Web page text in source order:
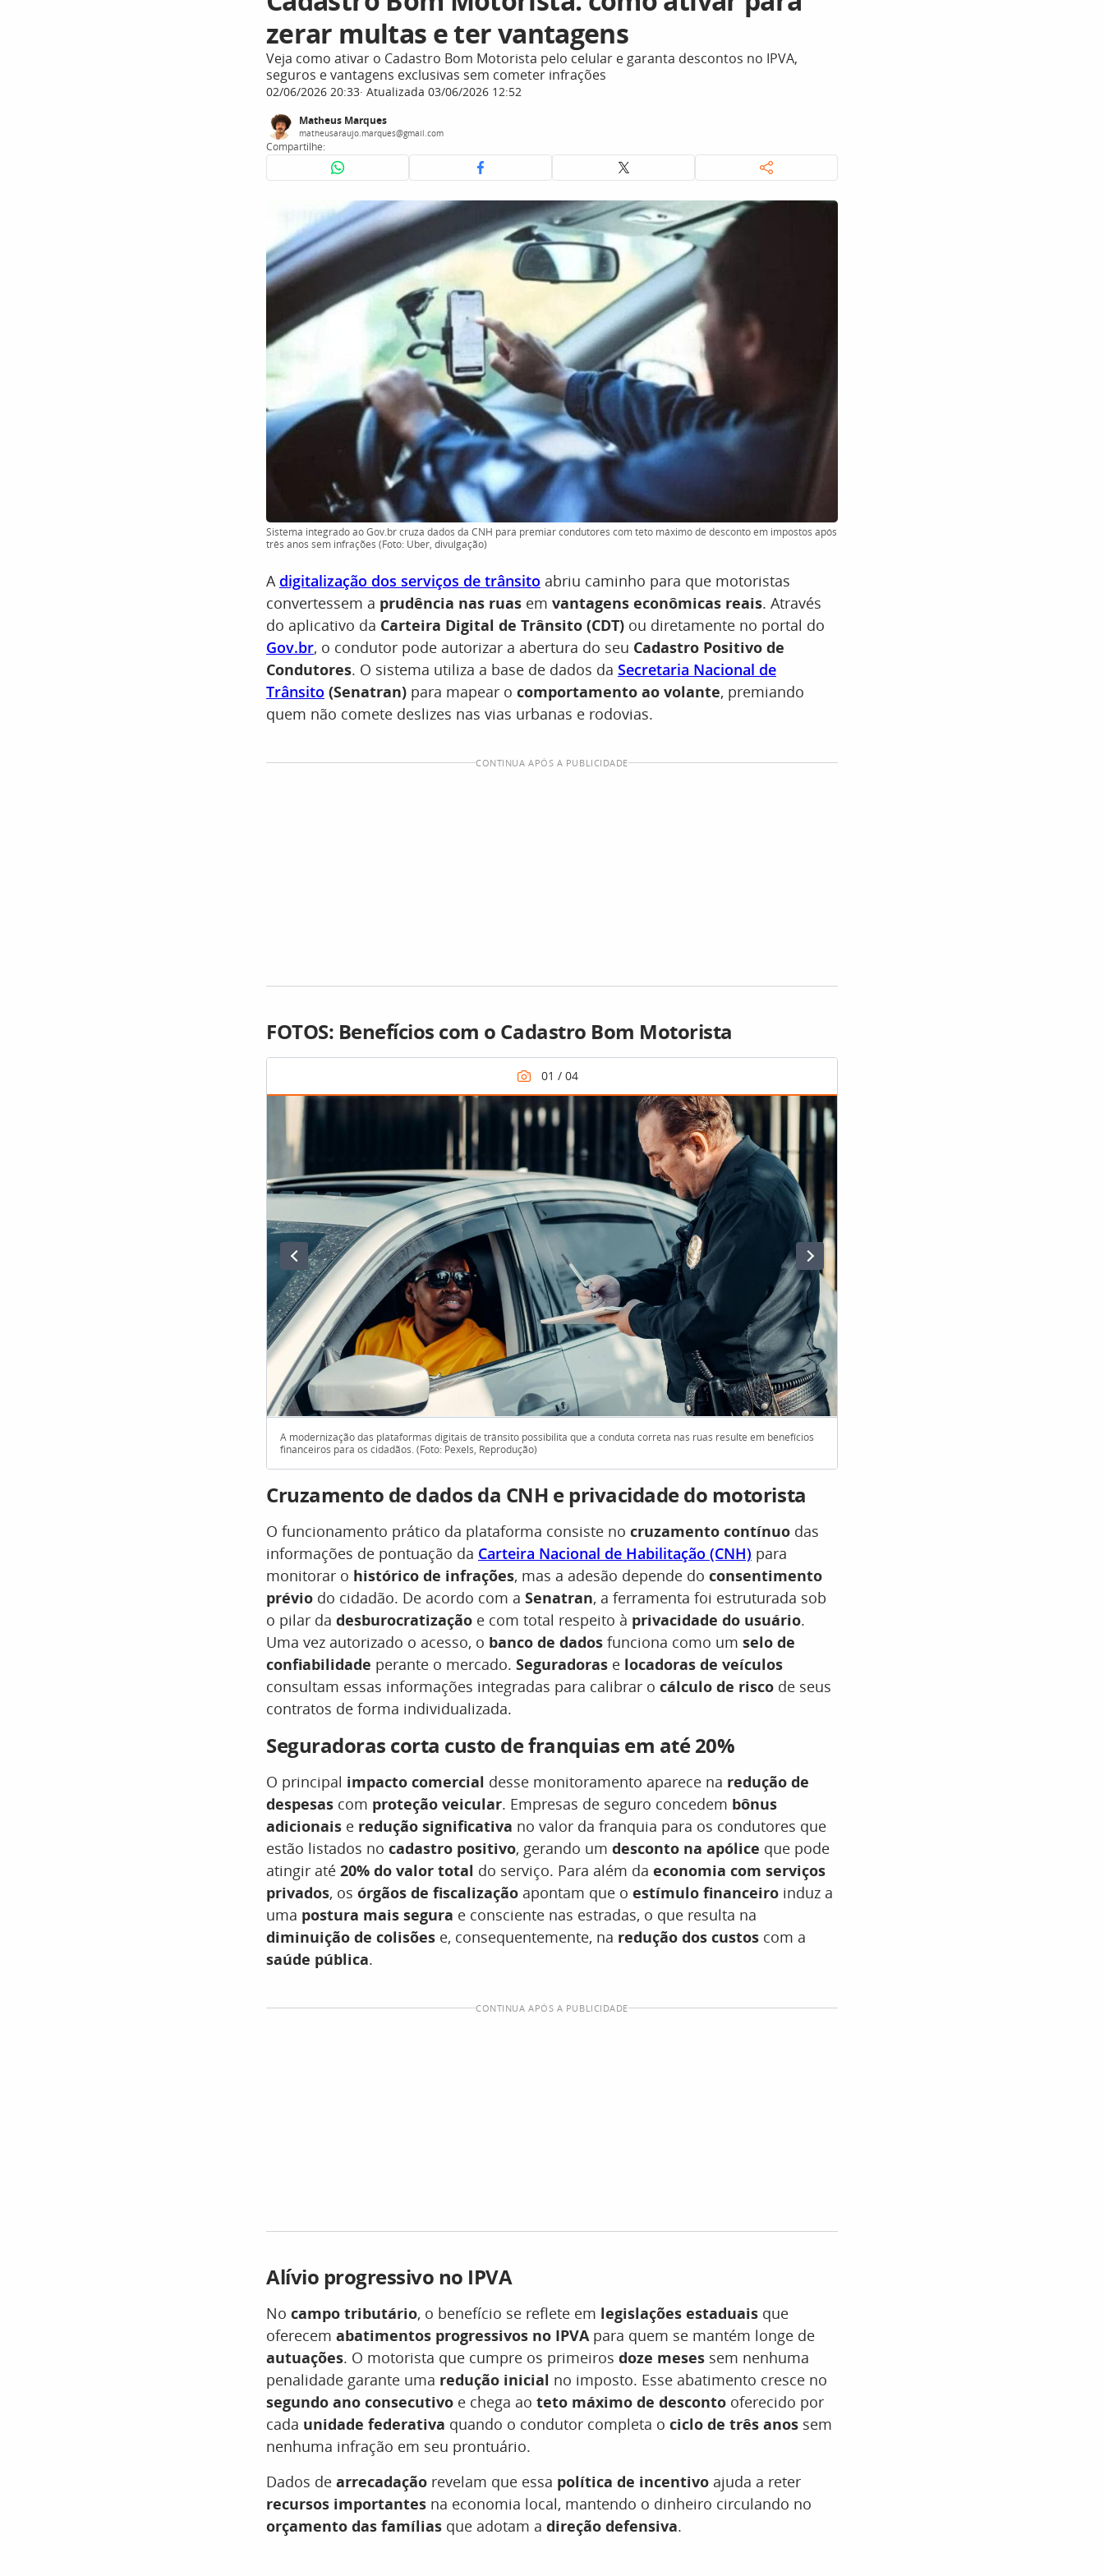
zerar multas e ter vantagens
Veja como ativar o Cadastro Bom Motorista pelo celular e garanta descontos no IPVA,
seguros e vantagens exclusivas sem cometer infrações
02/06/2026 20:33 Atualizada 03/06/2026 12:52
Matheus Marques
matheusaraujo.marques@gmail.com
Compartilhe:
Sistema integrado ao Gov.br cruza dados da CNH para premiar condutores com teto máximo de desconto em impostos após
três anos sem infrações (Foto: Uber, divulgação)
A digitalização dos serviços de trânsito abriu caminho para que motoristas
convertessem a prudência nas ruas em vantagens econômicas reais. Através
do aplicativo da Carteira Digital de Trânsito (CDT) ou diretamente no portal do
Gov.br, o condutor pode autorizar a abertura do seu Cadastro Positivo de
Condutores. O sistema utiliza a base de dados da Secretaria Nacional de
Trânsito (Senatran) para mapear o comportamento ao volante, premiando
quem não comete deslizes nas vias urbanas e rodovias.
CONTINUA APÓS A PUBLICIDADE
FOTOS: Benefícios com o Cadastro Bom Motorista
A modernização das plataformas digitais de trânsito possibilita que a conduta correta nas ruas resulte em benefícios
financeiros para os cidadãos. (Foto: Pexels, Reprodução)
Cruzamento de dados da CNH e privacidade do motorista
O funcionamento prático da plataforma consiste no cruzamento contínuo das
informações de pontuação da Carteira Nacional de Habilitação (CNH) para
monitorar o histórico de infrações, mas a adesão depende do consentimento
prévio do cidadão. De acordo com a Senatran, a ferramenta foi estruturada sob
o pilar da desburocratização e com total respeito à privacidade do usuário.
Uma vez autorizado o acesso, o banco de dados funciona como um selo de
confiabilidade perante o mercado. Seguradoras e locadoras de veículos
consultam essas informações integradas para calibrar o cálculo de risco de seus
contratos de forma individualizada.
Seguradoras corta custo de franquias em até 20%
O principal impacto comercial desse monitoramento aparece na redução de
despesas com proteção veicular. Empresas de seguro concedem bônus
adicionais e redução significativa no valor da franquia para os condutores que
estão listados no cadastro positivo, gerando um desconto na apólice que pode
atingir até 20% do valor total do serviço. Para além da economia com serviços
privados, os órgãos de fiscalização apontam que o estímulo financeiro induz a
uma postura mais segura e consciente nas estradas, o que resulta na
diminuição de colisões e, consequentemente, na redução dos custos com a
saúde pública.
CONTINUA APÓS A PUBLICIDADE
Alívio progressivo no IPVA
No campo tributário, o benefício se reflete em legislações estaduais que
oferecem abatimentos progressivos no IPVApara quem se mantém longe de
autuações. O motorista que cumpre os primeiros doze meses sem nenhuma
penalidade garante uma redução inicial no imposto. Esse abatimento cresce no
segundo ano consecutivo e chega ao teto máximo de desconto oferecido por
cada unidade federativa quando o condutor completa o ciclo de três anos sem
nenhuma infração em seu prontuário.
Dados de arrecadação revelam que essa política de incentivo ajuda a reter
recursos importantes na economia local, mantendo o dinheiro circulando no
orçamento das famílias que adotam a direção defensiva.